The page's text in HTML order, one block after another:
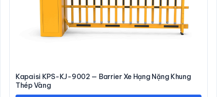
Kapaisi KPS-KJ-9002 — Barrier Xe Hạng Nặng Khung
Thép Vàng